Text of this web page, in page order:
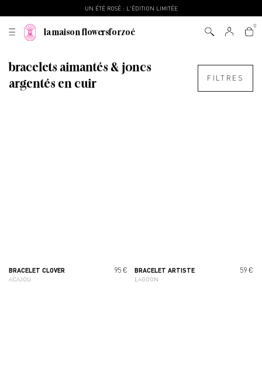
UN ÉTÉ ROSÉ : L'ÉDITION LIMITÉE
la maison flowersforzoé
bracelets aimantés & joncs
argentés en cuir
FILTRES
BRACELET CLOVER
ACAJOU
95 € BRACELET ARTISTE
LAGOON
59 €